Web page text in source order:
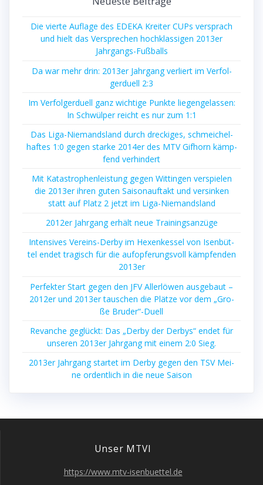
Die vier­te Auf­la­ge des EDEKA Krei­ter CUPs ver­sprach
und hielt das Ver­spre­chen hoch­klas­si­gen 2013er
Jahrgangs-Fußballs
Da war mehr drin: 2013er Jahr­gang ver­liert im Ver­fol­
ger­du­ell 2:3
Im Ver­fol­ger­du­ell ganz wich­ti­ge Punk­te lie­gen­ge­las­sen:
In Schwül­per reicht es nur zum 1:1
Das Liga-Nie­mands­land durch dre­cki­ges, schmei­chel­
haf­tes 1:0 gegen star­ke 2014er des MTV Gif­horn kämp­
fend verhindert
Mit Kata­stro­phen­leis­tung gegen Wit­tin­gen ver­spie­len
die 2013er ihren guten Sai­son­auf­takt und ver­sin­ken
statt auf Platz 2 jetzt im Liga-Niemandsland
2012er Jahr­gang erhält neue Trainingsanzüge
Inten­si­ves Ver­eins-Der­by im Hexen­kes­sel von Isen­büt­
tel endet tra­gisch für die auf­op­fe­rungs­voll kämp­fen­den
2013er
Per­fek­ter Start gegen den JFV Aller­lö­wen aus­ge­baut –
2012er und 2013er tau­schen die Plät­ze vor dem „Gro­
ße Bruder“-Duell
Revan­che geglückt: Das „Der­by der Der­bys“ endet für
unse­ren 2013er Jahr­gang mit einem 2:0 Sieg.
2013er Jahr­gang star­tet im Der­by gegen den TSV Mei­
ne ordent­lich in die neue Saison
Unser MTVI
https://www.mtv-isenbuettel.de